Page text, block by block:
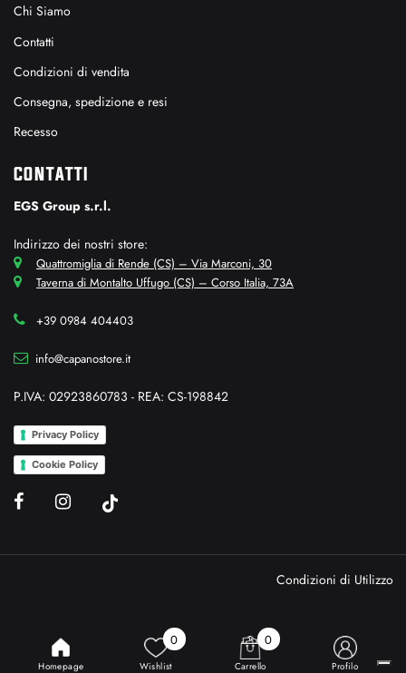
Chi Siamo
Contatti
Condizioni di vendita
Consegna, spedizione e resi
Recesso
CONTATTI
EGS Group s.r.l.
Indirizzo dei nostri store:
Quattromiglia di Rende (CS) – Via Marconi, 30
Taverna di Montalto Uffugo (CS) – Corso Italia, 73A
+39 0984 404403
info@capanostore.it
P.IVA: 02923860783 - REA: CS-198842
Privacy Policy
Cookie Policy
Condizioni di Utilizzo
Homepage Wishlist
0
Carrello
0
Profilo
Powered & Designed by Passepartout